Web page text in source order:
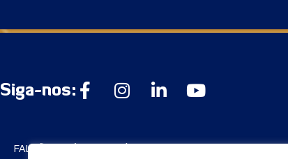
Siga-nos:
FALCÃO INDÚSTRIA QUÍMICA S/A